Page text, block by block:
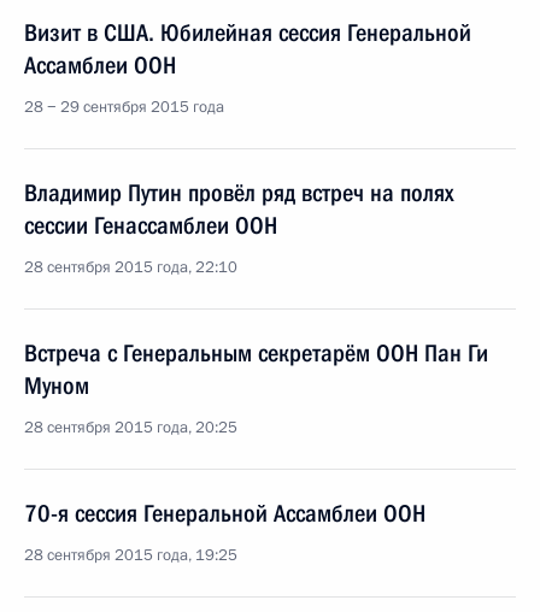
Визит в США. Юбилейная сессия Генеральной
Ассамблеи ООН
28 − 29 сентября 2015 года
Владимир Путин провёл ряд встреч на полях
сессии Генассамблеи ООН
28 сентября 2015 года, 22:10
Встреча с Генеральным секретарём ООН Пан Ги
Муном
28 сентября 2015 года, 20:25
70-я сессия Генеральной Ассамблеи ООН
28 сентября 2015 года, 19:25